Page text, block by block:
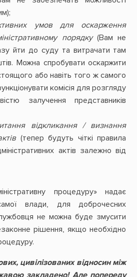
умов для оскарження
порядку(Вам не
йти до суду та витрачати там
Можна спробувати оскаржити
або навіть того ж самого
комісія для розгляду
залучення представників
відкликання / визнання
(тепер будуть чіткі правила
актів залежно від
процедуру» надає
влади, для доброчесних
не можна буде змусити
рішення, якщо необхідно
цивілізованих відносин між